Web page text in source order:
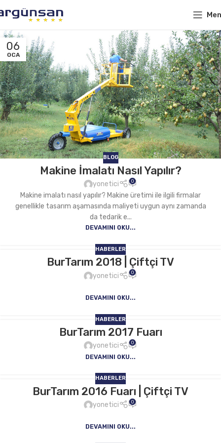
06
OCA
BLOG
Makine İmalatı Nasıl Yapılır?
yonetici 0
Makine imalatı nasıl yapılır? Makine üretimi ile ilgili firmalar
genellikle tasarım aşamasında maliyeti uygun aynı zamanda
da tedarik e...
DEVAMINI OKU...
HABERLER
BurTarım 2018 | Çiftçi TV
yonetici 0
DEVAMINI OKU...
HABERLER
BurTarım 2017 Fuarı
yonetici 0
DEVAMINI OKU...
HABERLER
BurTarım 2016 Fuarı | Çiftçi TV
yonetici 0
DEVAMINI OKU...